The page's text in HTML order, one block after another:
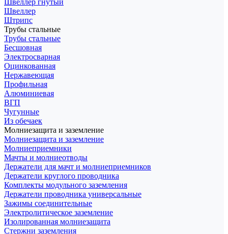
Швеллер гнутый
Швеллер
Штрипс
Трубы стальные
Трубы стальные
Бесшовная
Электросварная
Оцинкованная
Нержавеющая
Профильная
Алюминиевая
ВГП
Чугунные
Из обечаек
Молниезащита и заземление
Молниезащита и заземление
Молниеприемники
Мачты и молниеотводы
Держатели для мачт и молниеприемников
Держатели круглого проводника
Комплекты модульного заземления
Держатели проводника универсальные
Зажимы соединительные
Электролитическое заземление
Изолированная молниезащита
Стержни заземления